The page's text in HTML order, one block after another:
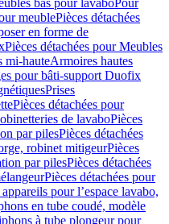
bas pour lavaboPour
meublePièces détachées
en forme de
Pièces détachées pour Meubles
mi-hauteArmoires hautes
pour bâti-support Duofix
Prises
Pièces détachées pour
de lavaboPièces
par pilesPièces détachées
robinet mitigeurPièces
par pilesPièces détachées
Pièces détachées pour
pour l’espace lavabo,
en tube coudé, modèle
à tube plongeur pour